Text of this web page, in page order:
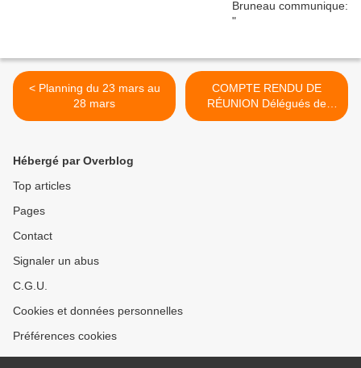
< Planning du 23 mars au
28 mars
COMPTE RENDU DE
RÉUNION Délégués de
classe >
Hébergé par Overblog
Top articles
Pages
Contact
Signaler un abus
C.G.U.
Cookies et données personnelles
Préférences cookies